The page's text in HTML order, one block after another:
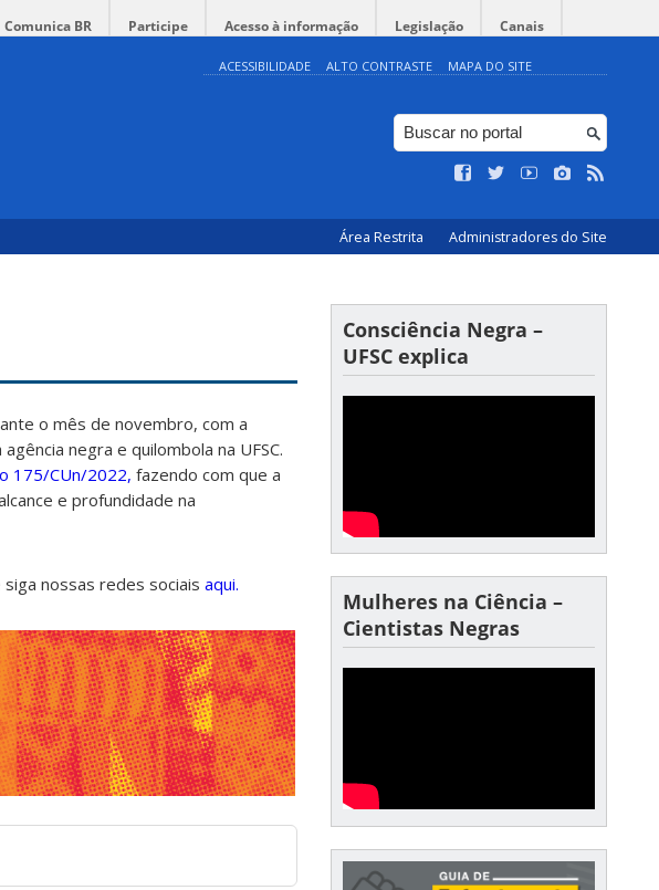
Comunica BR Participe Acesso à informação Legislação Canais
ACESSIBILIDADE ALTO CONTRASTE MAPA DO SITE
Área Restrita Administradores do Site
o mês de novembro, com a
negra e quilombola na UFSC.
175/CUn/2022, fazendo com que a
e profundidade na
siga nossas redes sociais aqui.
Consciência Negra –
UFSC explica
Mulheres na Ciência –
Cientistas Negras